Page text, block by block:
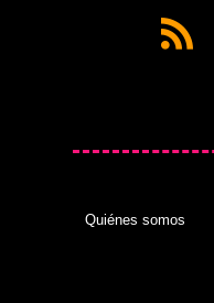
Quiénes somos